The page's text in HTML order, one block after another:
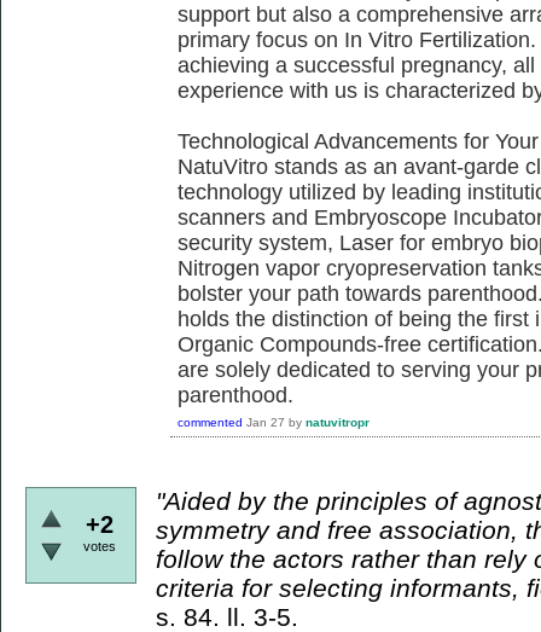
support but also a comprehensive
primary focus on In Vitro
achieving a successful pregnancy,
experience with us is characterized
Technological Advancements for
NatuVitro stands as an avant-garde
technology utilized by leading
scanners and Embryoscope
security system, Laser for embryo
Nitrogen vapor cryopreservation
bolster your path towards
holds the distinction of being the
Organic Compounds-free
are solely dedicated to serving your
parenthood.
commented Jan 27 by natuvitropr
+2
votes
"Aided by the principles of
symmetry and free association,
follow the actors rather than rely
criteria for selecting informants,
s. 84. ll. 3-5.